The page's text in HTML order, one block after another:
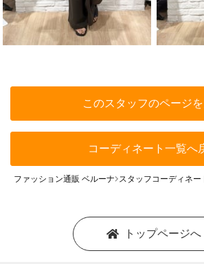
このスタッフのページ
コーディネート一覧へ
ファッション通販 ベルーナ スタッフコーディネー
トップページへ